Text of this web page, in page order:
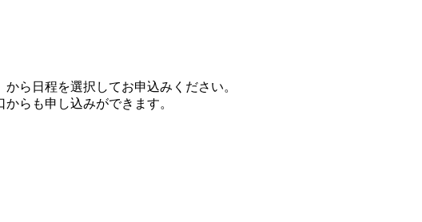
から日程を選択してお申込みください。
らも申し込みができます。